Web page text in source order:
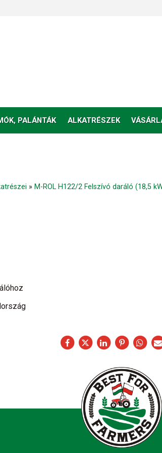
PALÁNTÁK ALKATRÉSZEK
» M-ROL H122/2 Felszívó daráló (18,5